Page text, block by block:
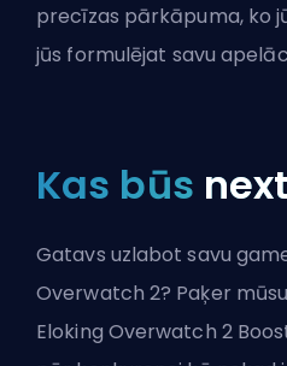
precīzas pārkāpuma, ko
jūs formulējat savu
Kas būs next
Gatavs uzlabot savu
Overwatch 2? Paķer
Eloking Overwatch 2